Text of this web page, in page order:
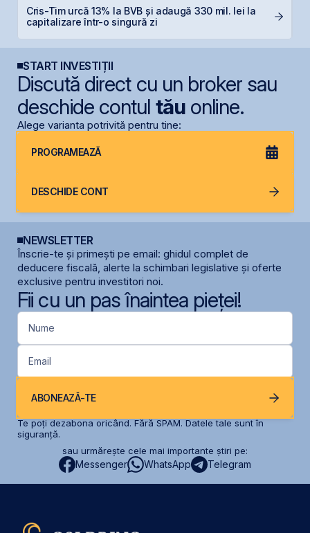
Cris-Tim urcă 13% la BVB și adaugă 330 mil. lei la
capitalizare într-o singură zi
START INVESTIȚII
Discută direct cu un broker sau
deschide contul tăuonline.
Alege varianta potrivită pentru tine:
PROGRAMEAZĂ
DESCHIDE CONT
NEWSLETTER
Înscrie-te și primești pe email: ghidul complet de
deducere fiscală, alerte la schimbari legislative și oferte
exclusive pentru investitori noi.
Fii cu un pas înaintea pieței!
Nume
Email
ABONEAZĂ-TE
Te poți dezabona oricând. Fără SPAM. Datele tale sunt în
siguranță.
sau urmărește cele mai importante știri pe:
Messenger WhatsApp Telegram